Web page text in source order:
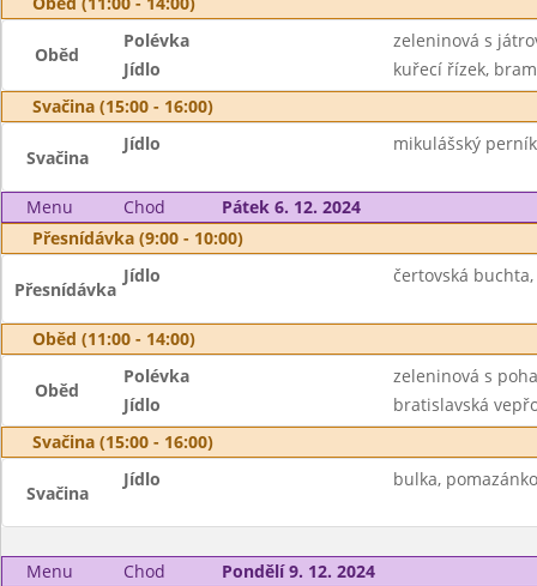
Oběd
Polévka
zeleninová s
Jídlo
kuřecí řízek,
Svačina (15:00 - 16:00)
Svačina
Jídlo mikulášský
Menu Chod
Pátek 6. 12. 2024
Přesnídávka (9:00 - 10:00)
Přesnídávka
Jídlo čertovská
Oběd (11:00 - 14:00)
Oběd
Polévka
zeleninová s
Jídlo
bratislavská
Svačina (15:00 - 16:00)
Svačina
Jídlo bulka,
Menu Chod
Pondělí 9. 12. 2024